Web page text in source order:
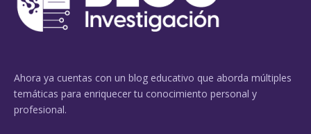
Ahora ya cuentas con un blog educativo que aborda múltiples
temáticas para enriquecer tu conocimiento personal y
profesional.